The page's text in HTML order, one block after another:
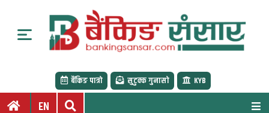
बैंकिङ पात्रो सुटुक्क गुनासो KYB
EN